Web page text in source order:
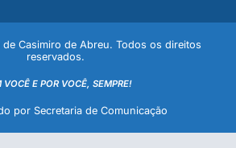
Casimiro de Abreu. Todos os direitos
reservados.
VOCÊ E POR VOCÊ, SEMPRE!
por Secretaria de Comunicação